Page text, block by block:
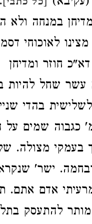
במנחה ולא
לאוכוחי
חוזר ומדיחן
עשר שחל להיות
בהדי
כגבוה שמים על
בעמקי מצולה.
ישר'
אדם אתם.
להתעסק